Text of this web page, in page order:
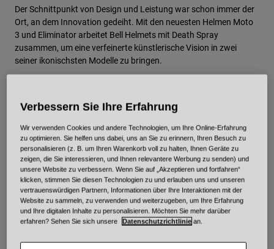
Adventure
Retro
Ersatzteile
Alle Artikel anzeigen
Urban
BMX
Ersatzteile
Der Schnittpunkt von Design und Leistung war schon immer der
Ort, an dem Innovation gedeiht. Mit den neuesten Helmen Moto
3 und Eliminator arbeitet Bell Helmets mit Death Spray
zusammen, um eine verfeinerte künstlerische Vision in zwei
seiner ikonischsten Modelle zu bringen.
Wer ist Death Spray?
Death Spray, auch bekannt als David Gwyther, ist ein Künstler,
der die Beziehung zwischen Bewegung und Design erforscht.
Seine Arbeit umfasst Motorsport, Radsport und Industriedesign
und erschafft Objekte, die sowohl funktional als auch visuell
beeindruckend sind. Mit einem Fokus auf klare Linien und
gezieltem Farbeinsatz bringt Deathspray eine einzigartige
Perspektive in jedes Projekt ein und betont dabei Präzision und
Bewegung.
Verbessern Sie Ihre Erfahrung
Wir verwenden Cookies und andere Technologien, um Ihre Online-Erfahrung
zu optimieren. Sie helfen uns dabei, uns an Sie zu erinnern, Ihren Besuch zu
personalisieren (z. B. um Ihren Warenkorb voll zu halten, Ihnen Geräte zu
zeigen, die Sie interessieren, und Ihnen relevantere Werbung zu senden) und
unsere Website zu verbessern. Wenn Sie auf „Akzeptieren und fortfahren“
klicken, stimmen Sie diesen Technologien zu und erlauben uns und unseren
vertrauenswürdigen Partnern, Informationen über Ihre Interaktionen mit der
Website zu sammeln, zu verwenden und weiterzugeben, um Ihre Erfahrung
und Ihre digitalen Inhalte zu personalisieren. Möchten Sie mehr darüber
erfahren? Sehen Sie sich unsere
Datenschutzrichtlinie an.